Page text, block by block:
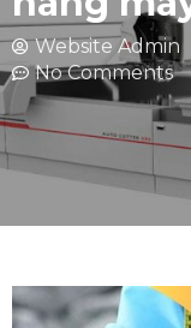
Website Admin
No Comments